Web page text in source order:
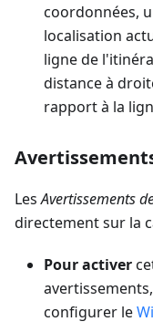
coordonnées,
localisation
ligne de
distance à
rapport à la
LesAvertissements
directement sur la
Pour activer
configurer le